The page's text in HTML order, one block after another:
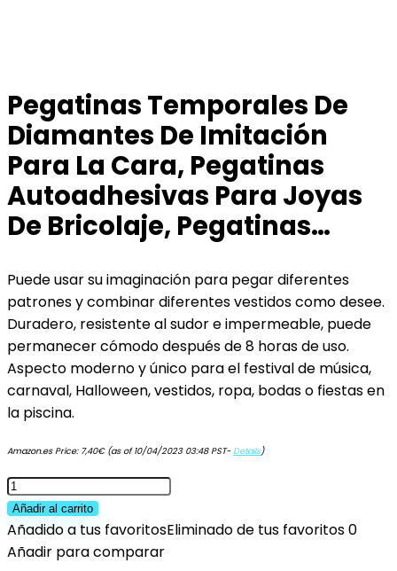
Pegatinas Temporales De
Diamantes De Imitación
Para La Cara, Pegatinas
Autoadhesivas Para Joyas
De Bricolaje, Pegatinas…
Puede usar su imaginación para pegar diferentes
patrones y combinar diferentes vestidos como desee.
Duradero, resistente al sudor e impermeable, puede
permanecer cómodo después de 8 horas de uso.
Aspecto moderno y único para el festival de música,
carnaval, Halloween, vestidos, ropa, bodas o fiestas en
la piscina.
Amazon.es Price: 7,40€(as of 10/04/2023 03:48 PST-Details)
Pegatinas
Temporales
De
Diamantes
Añadir al carrito
Añadido a tus favoritosEliminado de tus favoritos0
Añadir para comparar